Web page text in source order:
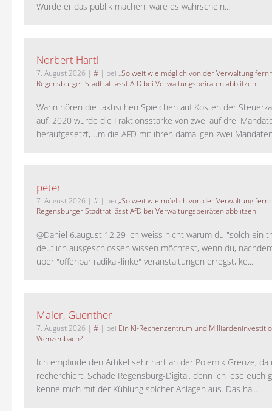
Würde er das publik machen, wäre es wahrschein...
Norbert Hartl
7. August 2026 | # | bei „So weit wie möglich von der Verwaltung
Regensburger Stadtrat lässt AfD bei Verwaltungsbeiräten abblitzen
Wann hören die taktischen Spielchen auf Kosten der
auf. 2020 wurde die Fraktionsstärke von zwei auf drei
heraufgesetzt, um die AFD mit ihren damaligen zwei
peter
7. August 2026 | # | bei „So weit wie möglich von der Verwaltung
Regensburger Stadtrat lässt AfD bei Verwaltungsbeiräten abblitzen
@Daniel 6.august 12.29 ich weiss nicht warum du "solch ein
deutlich ausgeschlossen wissen möchtest, wenn du,
über "offenbar radikal-linke" veranstaltungen erregst, ke...
Maler, Guenther
7. August 2026 | # | bei Ein KI-Rechenzentrum und
Wenzenbach?
Ich empfinde den Artikel sehr hart an der Polemik Grenze,
recherchiert. Schade Regensburg-Digital, denn ich lese euch
kenne mich mit der Kühlung solcher Anlagen aus. Das ha...